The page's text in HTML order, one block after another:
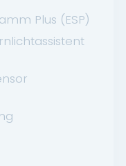
Plus (ESP)